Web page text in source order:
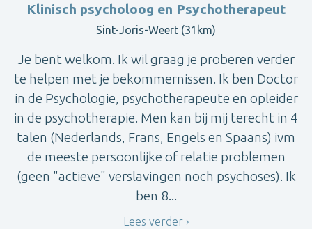
Klinisch psycholoog en Psychotherapeut
Sint-Joris-Weert (31km)
Je bent welkom. Ik wil graag je proberen verder
te helpen met je bekommernissen. Ik ben Doctor
in de Psychologie, psychotherapeute en opleider
in de psychotherapie. Men kan bij mij terecht in 4
talen (Nederlands, Frans, Engels en Spaans) ivm
de meeste persoonlijke of relatie problemen
(geen "actieve" verslavingen noch psychoses). Ik
ben 8...
Lees verder